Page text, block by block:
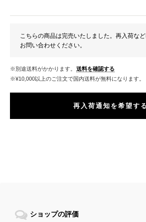
こちらの商品は完売いたしました。再入荷な
お問い合わせください。
※別途送料がかかります。 送料を確認する
※¥10,000以上のご注文で国内送料が無料になります。
再入荷通知を希望する
ショップの評価